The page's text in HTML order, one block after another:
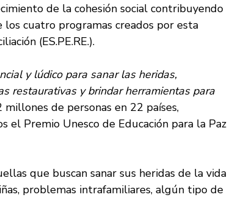
de la cohesión social contribuyendo
cuatro programas creados por esta
(ES.PE.RE.).
y lúdico para sanar las heridas,
restaurativas y brindar herramientas para
de personas en 22 países,
Premio Unesco de Educación para la Paz
que buscan sanar sus heridas de la vida
problemas intrafamiliares, algún tipo de